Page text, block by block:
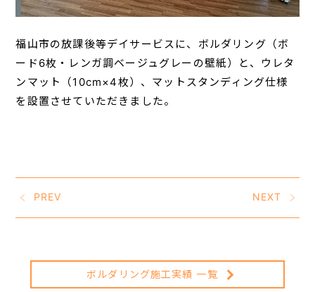
福山市の放課後等デイサービスに、ボルダリング（ボ
ード6枚・レンガ調ベージュグレーの壁紙）と、ウレタ
ンマット（10cm×4枚）、マットスタンディング仕様
を設置させていただきました。
PREV NEXT
ボルダリング施工実績 一覧